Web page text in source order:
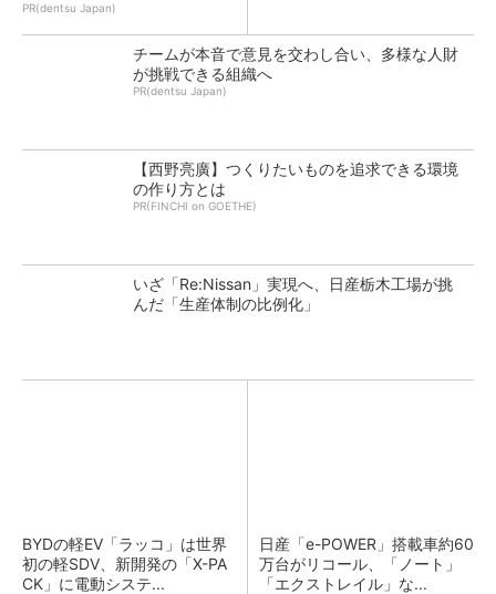
PR(dentsu Japan)
チームが本音で意見を交わし合い、多様な人財
が挑戦できる組織へ
PR(dentsu Japan)
【西野亮廣】つくりたいものを追求できる環境
の作り方とは
PR(FINCHI on GOETHE)
いざ「Re:Nissan」実現へ、日産栃木工場が挑
んだ「生産体制の比例化」
BYDの軽EV「ラッコ」は世界
初の軽SDV、新開発の「X-PA
CK」に電動システ...
日産「e-POWER」搭載車約60
万台がリコール、「ノート」
「エクストレイル」な...